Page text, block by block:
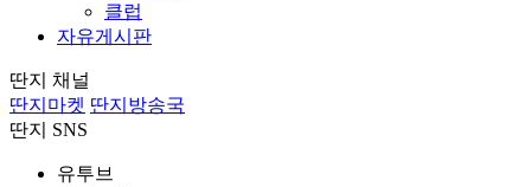
클럽
자유게시판
딴지 채널
딴지마켓 딴지방송국
딴지 SNS
유투브